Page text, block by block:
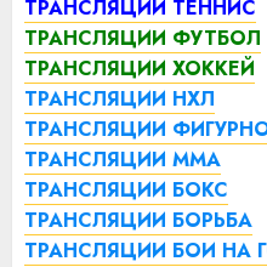
ТРАНСЛЯЦИИ ТЕННИС
ТРАНСЛЯЦИИ ФУТБОЛ
ТРАНСЛЯЦИИ ХОККЕЙ
ТРАНСЛЯЦИИ НХЛ
ТРАНСЛЯЦИИ
ТРАНСЛЯЦИИ ММА
ТРАНСЛЯЦИИ БОКС
ТРАНСЛЯЦИИ БОРЬБА
ТРАНСЛЯЦИИ БОИ НА